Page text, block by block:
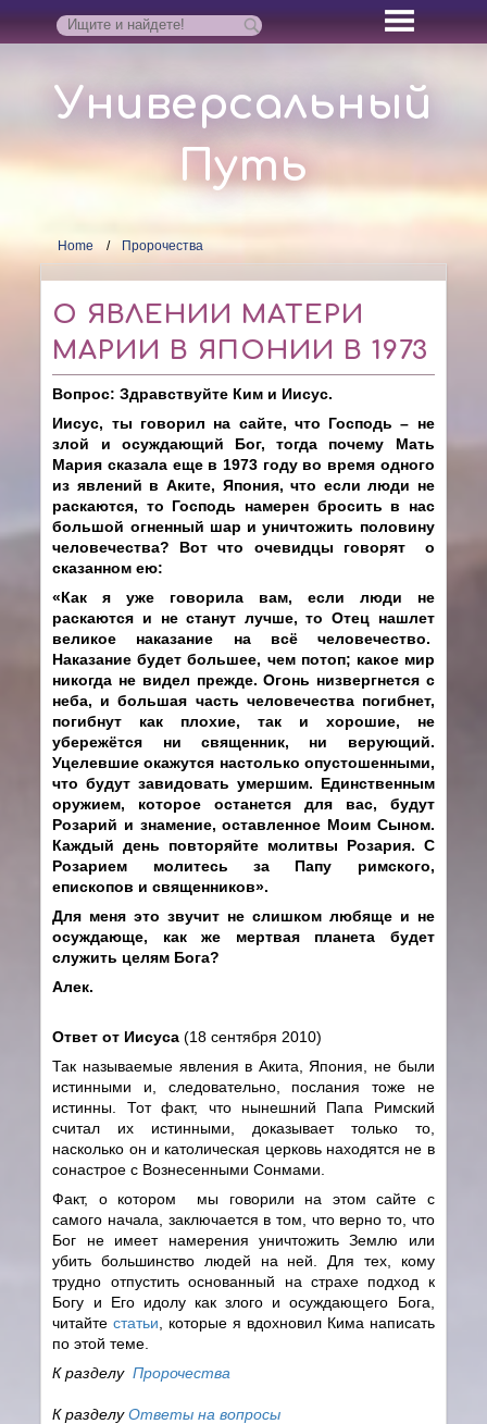
Универсальный
Путь
Home Пророчества
О ЯВЛЕНИИ МАТЕРИ
МАРИИ В ЯПОНИИ В 1973
Вопрос: Здравствуйте Ким и Иисус.
Иисус, ты говорил на сайте, что Господь – не
злой и осуждающий Бог, тогда почему Мать
Мария сказала еще в 1973 году во время одного
из явлений в Аките, Япония, что если люди не
раскаются, то Господь намерен бросить в нас
большой огненный шар и уничтожить половину
человечества? Вот что очевидцы говорят о
сказанном ею:
«Как я уже говорила вам, если люди не
раскаются и не станут лучше, то Отец нашлет
великое наказание на всё человечество.
Наказание будет большее, чем потоп; какое мир
никогда не видел прежде. Огонь низвергнется с
неба, и большая часть человечества погибнет,
погибнут как плохие, так и хорошие, не
убережётся ни священник, ни верующий.
Уцелевшие окажутся настолько опустошенными,
что будут завидовать умершим. Единственным
оружием, которое останется для вас, будут
Розарий и знамение, оставленное Моим Сыном.
Каждый день повторяйте молитвы Розария. С
Розарием молитесь за Папу римского,
епископов и священников».
Для меня это звучит не слишком любяще и не
осуждающе, как же мертвая планета будет
служить целям Бога?
Алек.
Ответ от Иисуса (18 сентября 2010)
Так называемые явления в Акита, Япония, не были
истинными и, следовательно, послания тоже не
истинны. Тот факт, что нынешний Папа Римский
считал их истинными, доказывает только то,
насколько он и католическая церковь находятся не в
сонастрое с Вознесенными Сонмами.
Факт, о котором мы говорили на этом сайте с
самого начала, заключается в том, что верно то, что
Бог не имеет намерения уничтожить Землю или
убить большинство людей на ней. Для тех, кому
трудно отпустить основанный на страхе подход к
Богу и Его идолу как злого и осуждающего Бога,
читайтестатьи , которые я вдохновил Кима написать
по этой теме.
К разделу Пророчества
К разделуОтветы на вопросы